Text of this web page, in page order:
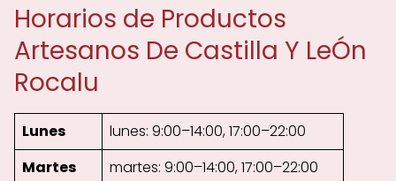
Horarios de Productos
Artesanos De Castilla Y LeÓn
Rocalu
Lunes
lunes: 9:00–14:00, 17:00–22:00
Martes
martes: 9:00–14:00, 17:00–22:00